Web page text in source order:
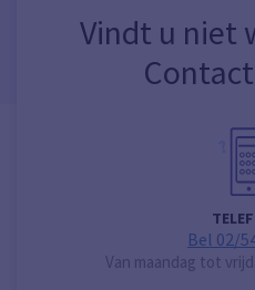
Vindt u niet
Bel 02/
Van maandag tot